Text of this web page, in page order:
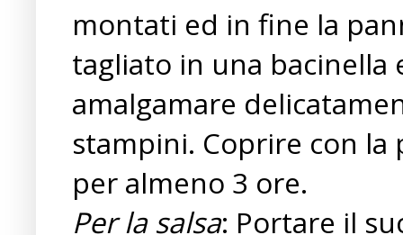
montati ed in fine la
tagliato in una bacinella
amalgamare
stampini. Coprire con
per almeno 3 ore.
Per la salsa: Portare il